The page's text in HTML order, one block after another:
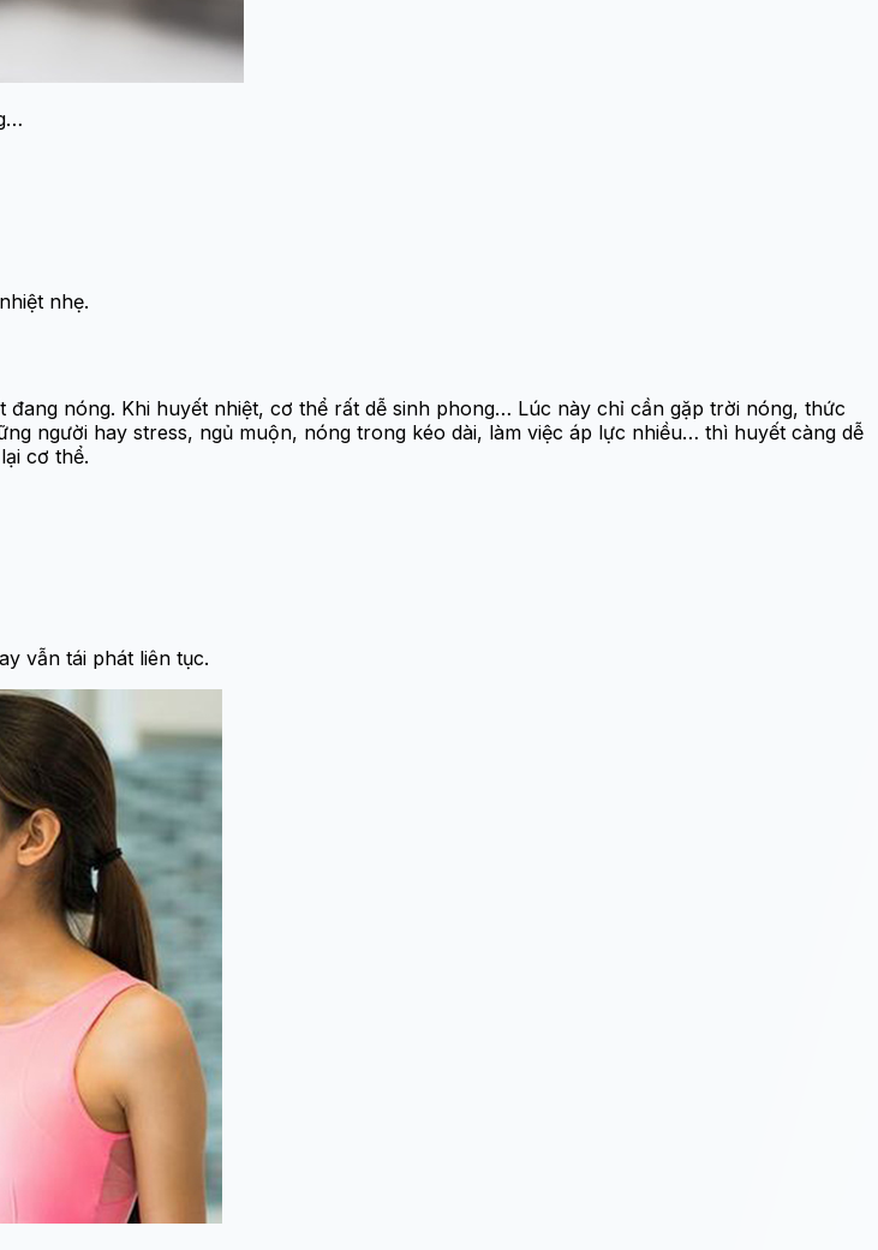
nhẹ.
nóng. Khi huyết nhiệt, cơ thể rất dễ sinh phong… Lúc này chỉ cần gặp trời nóng, thức
người hay stress, ngủ muộn, nóng trong kéo dài, làm việc áp lực nhiều… thì huyết càng dễ
cơ thể.
vẫn tái phát liên tục.